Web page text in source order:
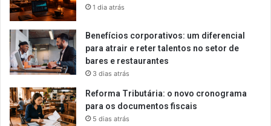
1 dia atrás
Benefícios corporativos: um diferencial
para atrair e reter talentos no setor de
bares e restaurantes
3 dias atrás
Reforma Tributária: o novo cronograma
para os documentos fiscais
5 dias atrás